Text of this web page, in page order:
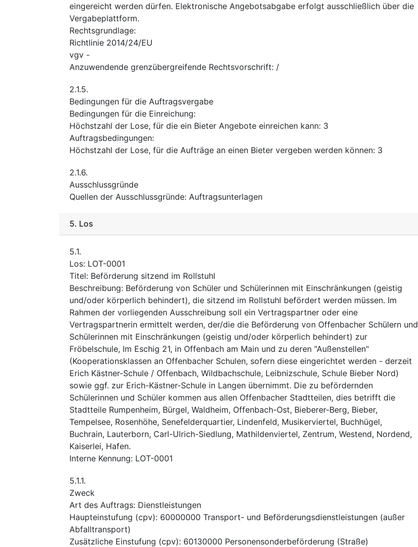
eingereicht werden dürfen. Elektronische Angebotsabgabe erfolgt ausschließlich über die
Vergabeplattform.
Rechtsgrundlage:
Richtlinie 2014/24/EU
vgv -
Anzuwendende grenzübergreifende Rechtsvorschrift: /
2.1.5.
Bedingungen für die Auftragsvergabe
Bedingungen für die Einreichung:
Höchstzahl der Lose, für die ein Bieter Angebote einreichen kann: 3
Auftragsbedingungen:
Höchstzahl der Lose, für die Aufträge an einen Bieter vergeben werden können: 3
2.1.6.
Ausschlussgründe
Quellen der Ausschlussgründe: Auftragsunterlagen
5. Los
5.1.
Los: LOT-0001
Titel: Beförderung sitzend im Rollstuhl
Beschreibung: Beförderung von Schüler und Schülerinnen mit Einschränkungen (geistig
und/oder körperlich behindert), die sitzend im Rollstuhl befördert werden müssen. Im
Rahmen der vorliegenden Ausschreibung soll ein Vertragspartner oder eine
Vertragspartnerin ermittelt werden, der/die die Beförderung von Offenbacher Schülern und
Schülerinnen mit Einschränkungen (geistig und/oder körperlich behindert) zur
Fröbelschule, Im Eschig 21, in Offenbach am Main und zu deren "Außenstellen"
(Kooperationsklassen an Offenbacher Schulen, sofern diese eingerichtet werden - derzeit
Erich Kästner-Schule / Offenbach, Wildbachschule, Leibnizschule, Schule Bieber Nord)
sowie ggf. zur Erich-Kästner-Schule in Langen übernimmt. Die zu befördernden
Schülerinnen und Schüler kommen aus allen Offenbacher Stadtteilen, dies betrifft die
Stadtteile Rumpenheim, Bürgel, Waldheim, Offenbach-Ost, Bieberer-Berg, Bieber,
Tempelsee, Rosenhöhe, Senefelderquartier, Lindenfeld, Musikerviertel, Buchhügel,
Buchrain, Lauterborn, Carl-Ulrich-Siedlung, Mathildenviertel, Zentrum, Westend, Nordend,
Kaiserlei, Hafen.
Interne Kennung: LOT-0001
5.1.1.
Zweck
Art des Auftrags: Dienstleistungen
Haupteinstufung (cpv): 60000000 Transport- und Beförderungsdienstleistungen (außer
Abfalltransport)
Zusätzliche Einstufung (cpv): 60130000 Personensonderbeförderung (Straße)